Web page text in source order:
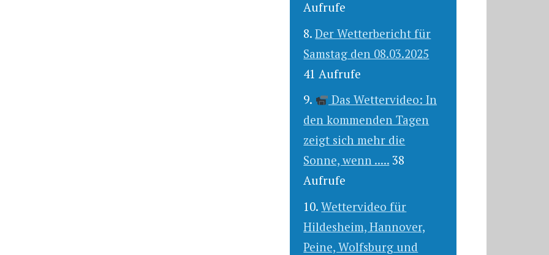
Aufrufe
Der Wetterbericht für
Samstag den 08.03.2025
41 Aufrufe
Das Wettervideo: In
den kommenden Tagen
zeigt sich mehr die
Sonne, wenn ..... 38
Aufrufe
Wettervideo für
Hildesheim, Hannover,
Peine, Wolfsburg und